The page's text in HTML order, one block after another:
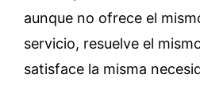
aunque no ofrece el
servicio, resuelve el
satisface la misma